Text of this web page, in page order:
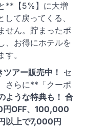
**【5%】に大増
て戻ってくる、
せん。貯まったポ
、お得にホテルを
。
アー販売中！ セ
さらに**「クーポ
ような特典も！ 合
OFF、100,000
以上で7,000円